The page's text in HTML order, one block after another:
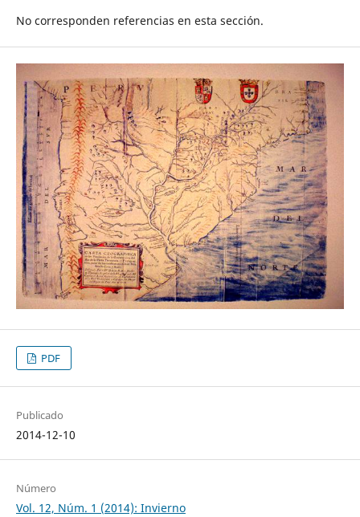
No corresponden referencias en esta sección.
PDF
Publicado
2014-12-10
Número
Vol. 12, Núm. 1 (2014): Invierno